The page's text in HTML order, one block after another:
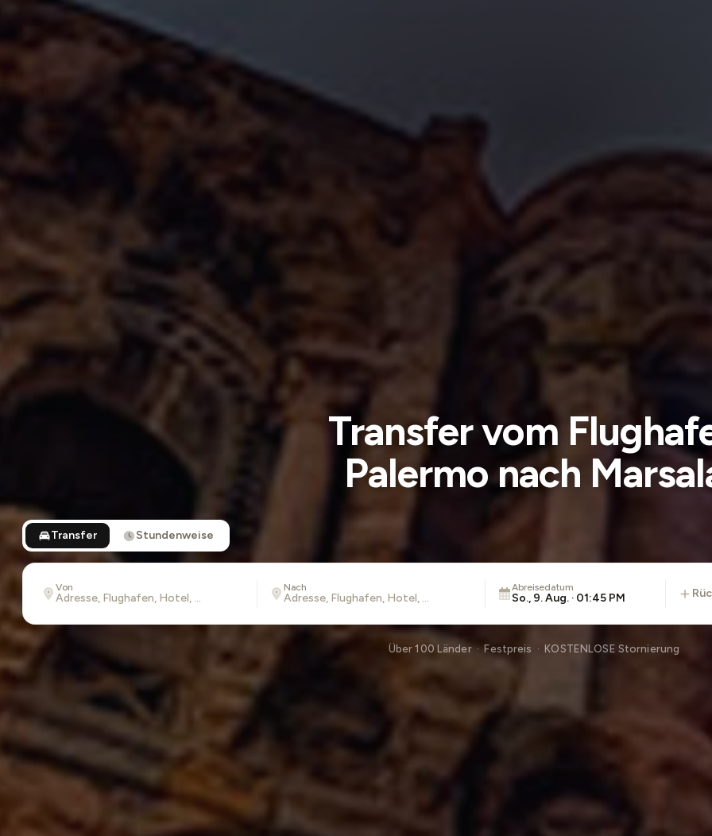
Transfer vom
Palermo nach
Transfer Stundenweise
Von Nach Abreisedatum
So., 9. Aug. · 01:45 PM
Über 100 Länder · Festpreis · KOSTENLOSE Stornierung